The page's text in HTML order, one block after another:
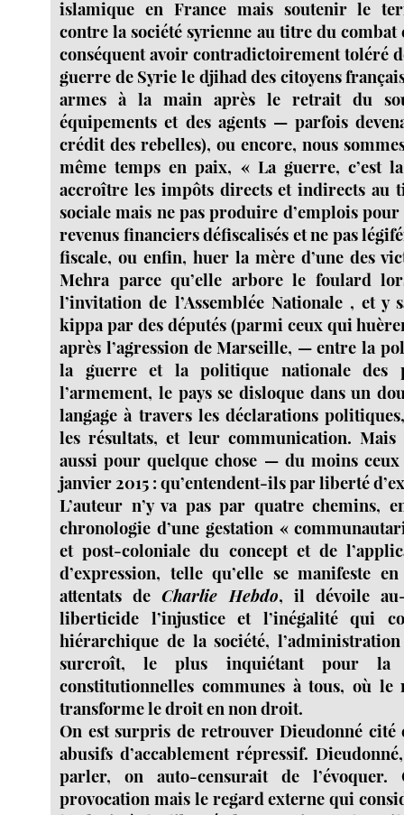
islamique en France mais soutenir le
contre la société syrienne au titre du combat
conséquent avoir contradictoirement toléré
guerre de Syrie le djihad des citoyens
armes à la main après le retrait du
équipements et des agents — parfois
crédit des rebelles), ou encore, nous
même temps en paix, « La guerre, c’est
accroître les impôts directs et indirects au
sociale mais ne pas produire d’emplois
revenus financiers défiscalisés et ne pas
fiscale, ou enfin, huer la mère d’une des
Mehra parce qu’elle arbore le foulard
l’invitation de l’Assemblée Nationale , et
kippa par des députés (parmi ceux qui
après l’agression de Marseille, — entre la
la guerre et la politique nationale des
l’armement, le pays se disloque dans un
langage à travers les déclarations
les résultats, et leur communication. Mais
aussi pour quelque chose — du moins
janvier 2015 : qu’entendent-ils par liberté
L’auteur n’y va pas par quatre chemins,
chronologie d’une gestation «
et post-coloniale du concept et de
d’expression, telle qu’elle se manifeste
attentats de Charlie Hebdo, il dévoile
liberticide l’injustice et l’inégalité qui
hiérarchique de la société,
surcroît, le plus inquiétant pour la
constitutionnelles communes à tous, où le
transforme le droit en non droit.
On est surpris de retrouver Dieudonné cité
abusifs d’accablement répressif.
parler, on auto-censurait de l’évoquer.
provocation mais le regard externe qui